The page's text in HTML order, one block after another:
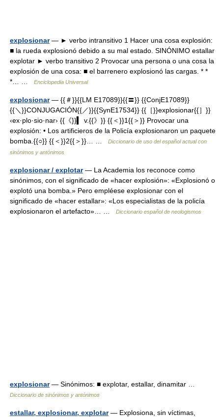
explosionar— ► verbo intransitivo 1 Hacer una cosa explosión:
■ la rueda explosionó debido a su mal estado. SINÓNIMO estallar
explotar ► verbo transitivo 2 Provocar una persona o una cosa la
explosión de una cosa: ■ el barrenero explosionó las cargas. * *
*… …
Enciclopedia Universal
explosionar— {{＃}}{{LM E17089}}{{〓}} {{ConjE17089}}
{{＼}}CONJUGACIÓN{{／}}{{SynE17534}} {{［}}explosionar{{］}}
‹ex·plo·sio·nar› {{《}}▍ v.{{》}} {{＜}}1{{＞}} Provocar una
explosión: • Los artificieros de la Policía explosionaron un paquete
bomba.{{○}} {{＜}}2{{＞}}… …
Diccionario de uso del español actual con
sinónimos y antónimos
explosionar / explotar— La Academia los reconoce como
sinónimos, con el significado de «hacer explosión»: «Explosionó o
explotó una bomba.» Pero empléese explosionar con el
significado de «hacer estallar»: «Los especialistas de la policía
explosionaron el artefacto»… …
Diccionario español de neologismos
explosionar— Sinónimos: ■ explotar, estallar, dinamitar …
Diccionario de sinónimos y antónimos
estallar, explosionar, explotar— Explosiona, sin víctimas,